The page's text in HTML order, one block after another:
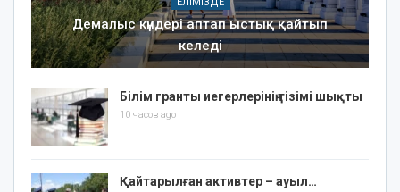
Демалыс күндері аптап ыстық қайтып
келеді
Білім гранты иегерлерінің тізімі шықты
10 часов ago
Қайтарылған активтер – ауыл…